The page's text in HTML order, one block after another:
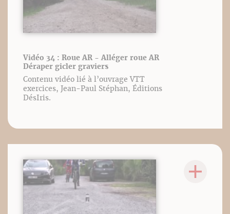
Vidéo 34 : Roue AR - Alléger roue AR
Déraper gicler graviers
Contenu vidéo lié à l’ouvrage VTT
exercices, Jean-Paul Stéphan, Éditions
DésIris.